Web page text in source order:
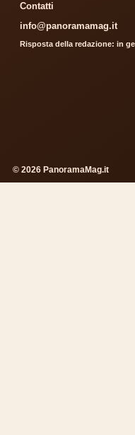
Contatti
info@panoramamag.it
Risposta della redazione: in
© 2026 PanoramaMag.it